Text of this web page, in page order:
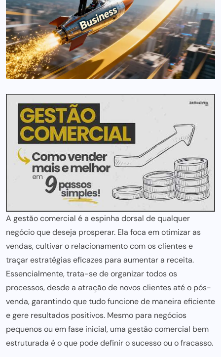
A gestão comercial é a espinha dorsal de qualquer
negócio que deseja prosperar. Ela foca em otimizar as
vendas, cultivar o relacionamento com os clientes e
traçar estratégias eficazes para aumentar a receita.
Essencialmente, trata-se de organizar todos os
processos, desde a atração de novos clientes até o pós-
venda, garantindo que tudo funcione de maneira eficiente
e gere resultados positivos. Mesmo para negócios
pequenos ou em fase inicial, uma gestão comercial bem
estruturada é o que pode definir o sucesso ou o fracasso.